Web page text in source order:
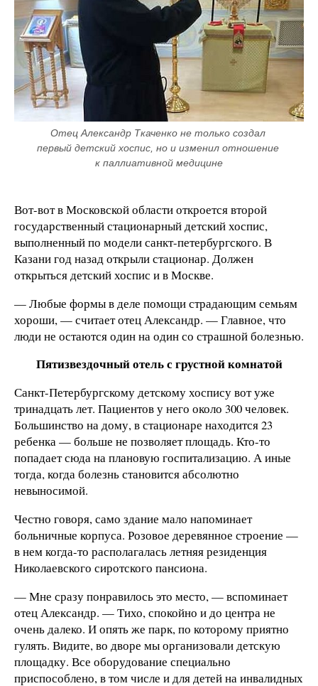
Отец Александр Ткаченко не только создал
первый детский хоспис, но и изменил отношение
к паллиативной медицине
Вот-вот в Московской области откроется второй
государственный стационарный детский хоспис,
выполненный по модели санкт-петербургского. В
Казани год назад открыли стационар. Должен
открыться детский хоспис и в Москве.
— Любые формы в деле помощи страдающим семьям
хороши, — считает отец Александр. — Главное, что
люди не остаются один на один со страшной болезнью.
Пятизвездочный отель с грустной комнатой
Санкт-Петербургскому детскому хоспису вот уже
тринадцать лет. Пациентов у него около 300 человек.
Большинство на дому, в стационаре находится 23
ребенка — больше не позволяет площадь. Кто-то
попадает сюда на плановую госпитализацию. А иные
тогда, когда болезнь становится абсолютно
невыносимой.
Честно говоря, само здание мало напоминает
больничные корпуса. Розовое деревянное строение —
в нем когда-то располагалась летняя резиденция
Николаевского сиротского пансиона.
— Мне сразу понравилось это место, — вспоминает
отец Александр. — Тихо, спокойно и до центра не
очень далеко. И опять же парк, по которому приятно
гулять. Видите, во дворе мы организовали детскую
площадку. Все оборудование специально
приспособлено, в том числе и для детей на инвалидных